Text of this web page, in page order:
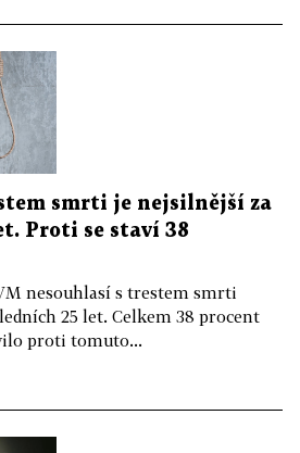
smrti je nejsilnější za
Proti se staví 38
nesouhlasí s trestem smrti
25 let. Celkem 38 procent
proti tomuto...